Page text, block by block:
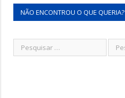
NÃO ENCONTROU O QUE QUERIA?